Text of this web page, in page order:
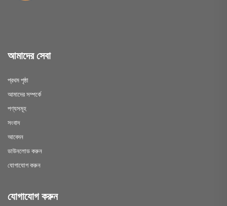
আমাদের সেবা
প্রথম পৃষ্ঠা
আমাদের সম্পর্কে
পণ্যসমূহ
সংবাদ
আবেদন
ডাউনলোড করুন
যোগাযোগ করুন
যোগাযোগ করুন